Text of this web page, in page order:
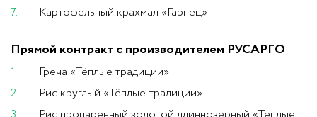
Картофельный крахмал «Гарнец»
Прямой контракт с производителем РУСАРГО
Греча «Тёплые традиции»
Рис круглый «Тёплые традиции»